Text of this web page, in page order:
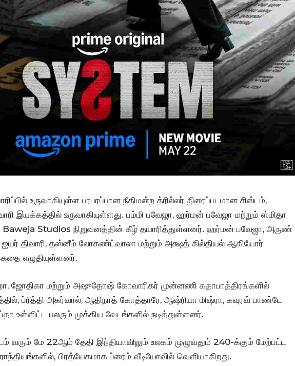
உருவாகியுள்ள பரபரப்பான நீதிமன்ற த்ரில்லர் திரைப்படமான சிஸ்டம்,
இயக்கத்தில் உருவாகியுள்ளது. பம்மி பவேஜா, ஹர்மன் பவேஜா மற்றும் ஸ்மிதா
Baweja Studios நிறுவனத்தின் கீழ் தயாரித்துள்ளனர். ஹர்மன் பவேஜா, அருண்
ஐயர் திவாரி, தஸ்னீம் லோகண்ட்வாலா மற்றும் அக்ஷத் கில்தியல் ஆகியோர்
எழுதியுள்ளனர்.
ஜோதிகா மற்றும் அஷுதோஷ் கோவாரிகர் முன்னணி கதாபாத்திரங்களில்
ப்ரீத்தி அகர்வால், ஆதிநாத் கோத்தாரே, ஆஷ்ரியா மிஷ்ரா, கவுரவ் பாண்டே
உள்ளிட்ட பலரும் முக்கிய வேடங்களில் நடித்துள்ளனர்.
வரும் மே 22ஆம் தேதி இந்தியாவிலும் உலகம் முழுவதும் 240-க்கும் மேற்பட்ட
பிரத்யேகமாக ப்ரைம் வீடியோவில் வெளியாகிறது.